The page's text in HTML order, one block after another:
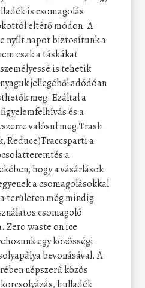
is csomagolás
eltérő módon. A
nyílt napot biztosítunk a
csak a táskákat
is tehetik
jellegéből adódóan
meg. Ezáltal a
és a
valósul meg.Trash
Reduce)Traccsparti a
a
hogy a vásárlások
a csomagolásokkal
területen még mindig
csomagoló
Zero waste on ice
egy közösségi
bevonásával. A
népszerű közös
hulladék